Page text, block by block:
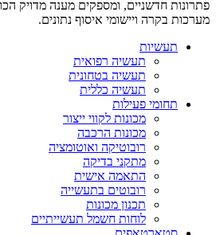
פתרונות חדשניים, ומספקים מענה מדויק
מערכות בקרה ויישומי איסוף נתונים.
תעשיות
תעשיה רפואית
תעשיה בטחונית
תעשיה כללית
תחומי פעילות
מכונות לקווי ייצור
מכונות הרכבה
רובוטיקה ואוטומציה
מתקני בדיקה
התאמה אישית
רובוטים בתעשייה
תכנון מכונות
לוחות חשמל תעשייתיים